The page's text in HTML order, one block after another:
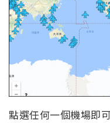
點選任何一個機場即